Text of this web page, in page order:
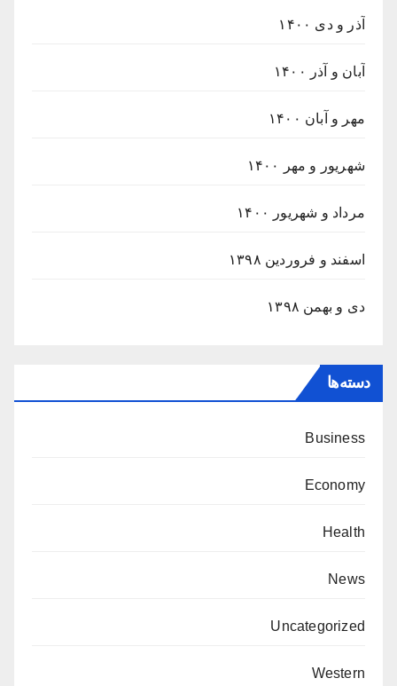
آذر و دی ۱۴۰۰
آبان و آذر ۱۴۰۰
مهر و آبان ۱۴۰۰
شهریور و مهر ۱۴۰۰
مرداد و شهریور ۱۴۰۰
اسفند و فروردین ۱۳۹۸
دی و بهمن ۱۳۹۸
دسته‌ها
Business
Economy
Health
News
Uncategorized
Western